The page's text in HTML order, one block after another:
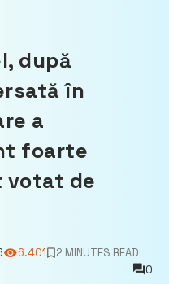
după
în
a
foarte
votat de
6.401
2 MINUTES READ
0